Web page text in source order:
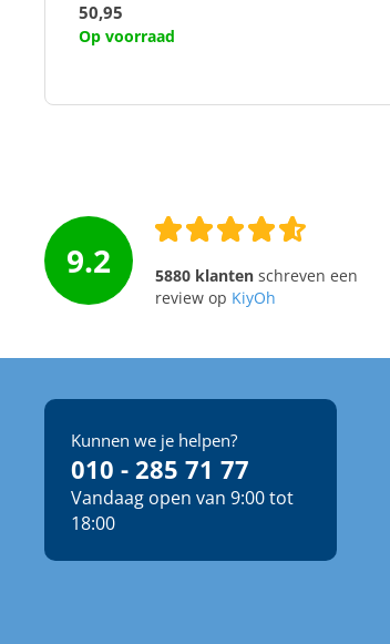
50,95
Op voorraad
9.2 5880 klantenschreven een
review op KiyOh
Kunnen we je helpen?
010 - 285 71 77
Vandaag open van 9:00 tot
18:00